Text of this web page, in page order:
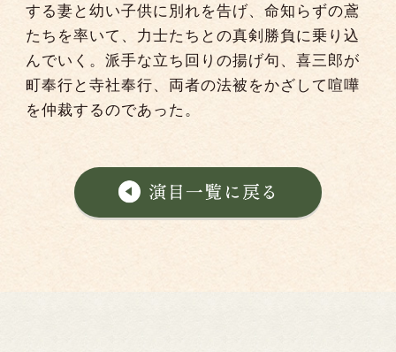
する妻と幼い子供に別れを告げ、命知らずの鳶
たちを率いて、力士たちとの真剣勝負に乗り込
んでいく。派手な立ち回りの揚げ句、喜三郎が
町奉行と寺社奉行、両者の法被をかざして喧嘩
を仲裁するのであった。